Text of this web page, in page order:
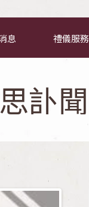
息 禮儀服務
訃聞